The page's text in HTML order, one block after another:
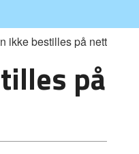
ikke bestilles på nett
på